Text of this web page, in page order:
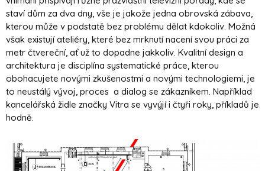
staví dům za dva dny, vše je jakože jedna obrovská zábava,
kterou může v podstatě bez problému dělat kdokoliv. Možná
však existují ateliéry, které bez mrknutí nacení svou práci za
metr čtvereční, ať už to dopadne jakkoliv. Kvalitní design a
architektura je disciplína systematické práce, kterou
obohacujete novými zkušenostmi a novými technologiemi, je
to neustálý vývoj, proces a dialog se zákazníkem. Například
kancelářská židle značky Vitra se vyvýjí i čtyři roky, příkladů je
hodně.